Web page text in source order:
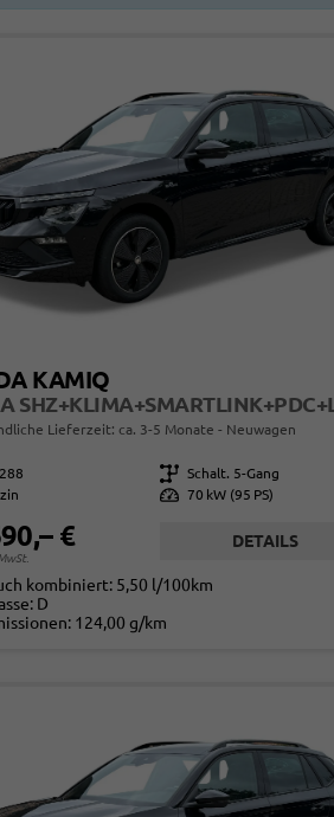
KAMIQ
Lieferzeit: ca. 3-5 Monate Neuwagen
Getriebe Schalt. 5-Gang
Leistung 70 kW (95 PS)
€ DETAILS
kombiniert: 5,50 l/100km
D
124,00 g/km